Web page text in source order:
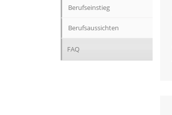
Berufseinstieg
Berufsaussichten
FAQ